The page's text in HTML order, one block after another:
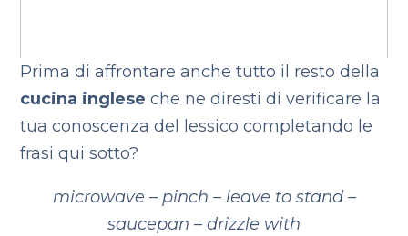
Prima di affrontare anche tutto il resto della
cucina inglese che ne diresti di verificare la
tua conoscenza del lessico completando le
frasi qui sotto?
microwave – pinch – leave to stand –
saucepan – drizzle with